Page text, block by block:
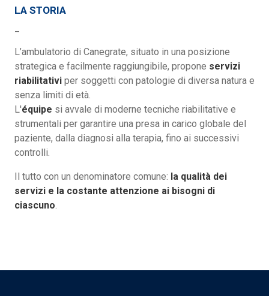
LA STORIA
L’ambulatorio di Canegrate, situato in una posizione
strategica e facilmente raggiungibile, propone servizi
riabilitativi per soggetti con patologie di diversa natura e
senza limiti di età.
L'équipe si avvale di moderne tecniche riabilitative e
strumentali per garantire una presa in carico globale del
paziente, dalla diagnosi alla terapia, fino ai successivi
controlli.
Il tutto con un denominatore comune: la qualità dei
servizi e la costante attenzione ai bisogni di
ciascuno